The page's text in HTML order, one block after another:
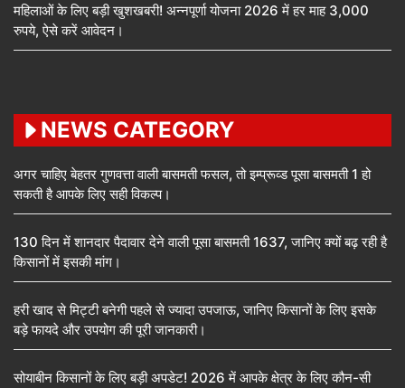
महिलाओं के लिए बड़ी खुशखबरी! अन्नपूर्णा योजना 2026 में हर माह 3,000
रुपये, ऐसे करें आवेदन।
NEWS CATEGORY
अगर चाहिए बेहतर गुणवत्ता वाली बासमती फसल, तो इम्प्रूव्ड पूसा बासमती 1 हो
सकती है आपके लिए सही विकल्प।
130 दिन में शानदार पैदावार देने वाली पूसा बासमती 1637, जानिए क्यों बढ़ रही है
किसानों में इसकी मांग।
हरी खाद से मिट्टी बनेगी पहले से ज्यादा उपजाऊ, जानिए किसानों के लिए इसके
बड़े फायदे और उपयोग की पूरी जानकारी।
सोयाबीन किसानों के लिए बड़ी अपडेट! 2026 में आपके क्षेत्र के लिए कौन-सी